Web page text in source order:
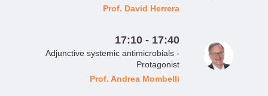
Prof. David Herrera
17:10 - 17:40
Adjunctive systemic antimicrobials -
Protagonist
Prof. Andrea Mombelli